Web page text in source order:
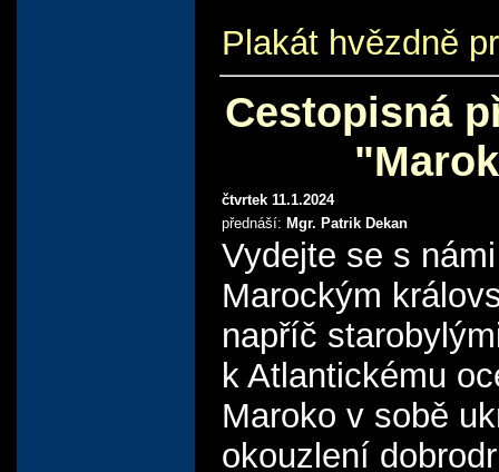
Plakát hvězdně
Cestopisná
čtvrtek 11.1.2024
přednáší: Mgr. Patrik Dekan
Vydejte se s
Marockým
napříč
k Atlantickému
Maroko v sobě
okouzlení